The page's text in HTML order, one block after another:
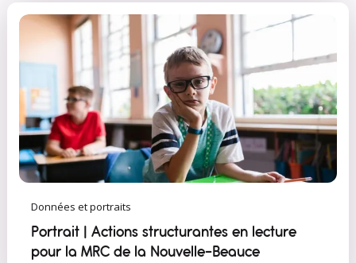
Données et portraits
Portrait | Actions structurantes en lecture
pour la MRC de la Nouvelle-Beauce